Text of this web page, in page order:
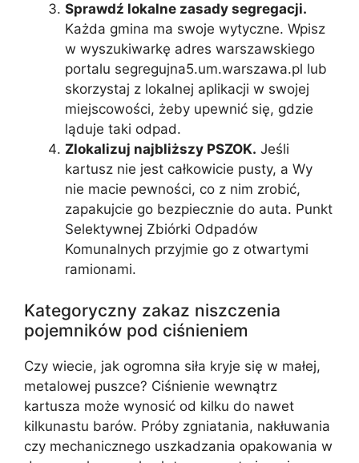
Sprawdź lokalne zasady segregacji.
Każda gmina ma swoje wytyczne. Wpisz
w wyszukiwarkę adres warszawskiego
portalu segregujna5.um.warszawa.pl lub
skorzystaj z lokalnej aplikacji w swojej
miejscowości, żeby upewnić się, gdzie
ląduje taki odpad.
Zlokalizuj najbliższy PSZOK. Jeśli
kartusz nie jest całkowicie pusty, a Wy
nie macie pewności, co z nim zrobić,
zapakujcie go bezpiecznie do auta. Punkt
Selektywnej Zbiórki Odpadów
Komunalnych przyjmie go z otwartymi
ramionami.
Kategoryczny zakaz niszczenia
pojemników pod ciśnieniem
Czy wiecie, jak ogromna siła kryje się w małej,
metalowej puszce? Ciśnienie wewnątrz
kartusza może wynosić od kilku do nawet
kilkunastu barów. Próby zgniatania, nakłuwania
czy mechanicznego uszkadzania opakowania w